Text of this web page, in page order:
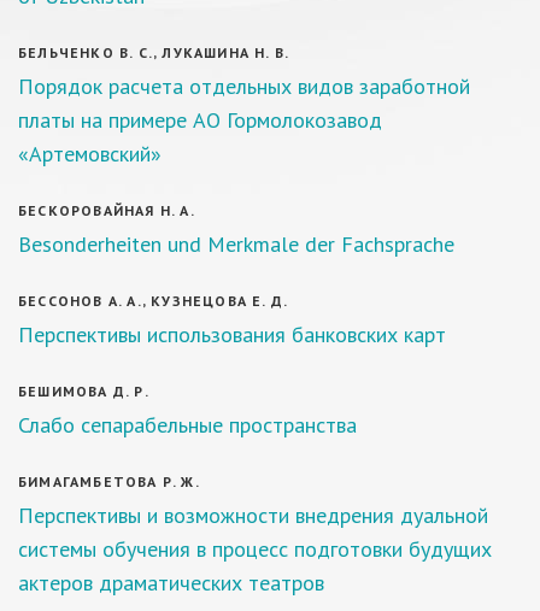
БЕЛЬЧЕНКО В. С., ЛУКАШИНА Н. В.
Порядок расчета отдельных видов заработной
платы на примере АО Гормолокозавод
«Артемовский»
БЕСКОРОВАЙНАЯ Н. А.
Besonderheiten und Merkmale der Fachsprache
БЕССОНОВ А. А., КУЗНЕЦОВА Е. Д.
Перспективы использования банковских карт
БЕШИМОВА Д. Р.
Слабо сепарабельные пространства
БИМАГАМБЕТОВА Р. Ж.
Перспективы и возможности внедрения дуальной
системы обучения в процесс подготовки будущих
актеров драматических театров